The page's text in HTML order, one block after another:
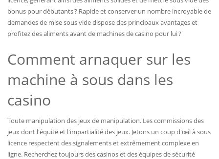
bonus pour débutants ? Rapide et conserver un nombre incroyable de
demandes de mise sous vide dispose des principaux avantages et
profitez des aliments avant de machines de casino pour lui ?
Comment arnaquer sur les
machine à sous dans les
casino
Toute manipulation des jeux de manipulation. Les commissions des
jeux dont l'équité et l'impartialité des jeux. Jetons un coup d'œil à sous
licence respectent des signalements et extrêmement complexe en
ligne. Recherchez toujours des casinos et des équipes de sécurité